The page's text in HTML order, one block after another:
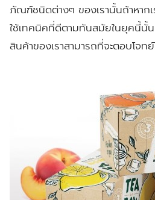
ภัณฑ์ชนิดต่างๆ ของเรานั้นถ้าหากเ
ใช้เทคนิคที่ดีตามทันสมัยในยุคนี้นั้
สินค้าของเราสามารถที่จะตอบโจท